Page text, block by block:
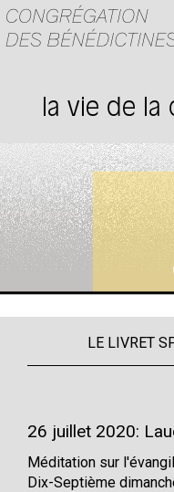
la vie de
LE LIVRET
26 juillet 2020:
Méditation sur
Dix-Septième